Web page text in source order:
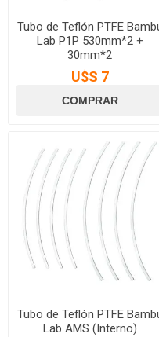
Tubo de Teflón PTFE
Lab P1P 530mm*2 +
30mm*2
U$S 7
Tubo de Teflón PTFE
Lab AMS (Interno)